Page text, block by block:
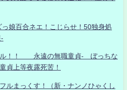
娘百合ネエ！こじらせ！50独身処
ル！！ 永遠の無職童貞- ぼっちな
貞上等夜露死苦！
ルまっくす！（新・ナンノひゃくし